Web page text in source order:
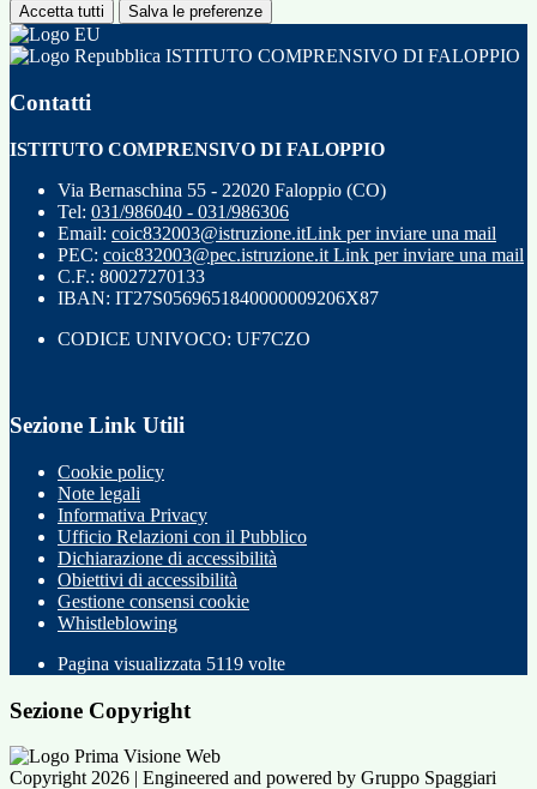
Accetta tutti Salva le preferenze
ISTITUTO COMPRENSIVO DI FALOPPIO
Contatti
ISTITUTO COMPRENSIVO DI FALOPPIO
Via Bernaschina 55 - 22020 Faloppio (CO)
Tel: 031/986040 - 031/986306
Email: coic832003@istruzione.itLink per inviare una mail
PEC: coic832003@pec.istruzione.it Link per inviare una mail
C.F.: 80027270133
IBAN: IT27S0569651840000009206X87
CODICE UNIVOCO: UF7CZO
Sezione Link Utili
Cookie policy
Note legali
Informativa Privacy
Ufficio Relazioni con il Pubblico
Dichiarazione di accessibilità
Obiettivi di accessibilità
Gestione consensi cookie
Whistleblowing
Pagina visualizzata 5119 volte
Sezione Copyright
Copyright 2026 | Engineered and powered by Gruppo Spaggiari